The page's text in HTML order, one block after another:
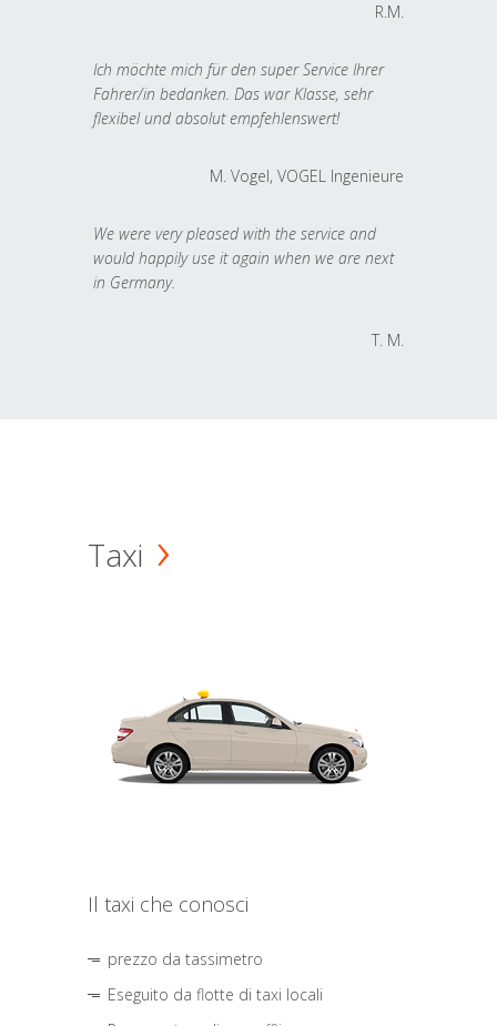
R.M.
Ich möchte mich für den super Service Ihrer
Fahrer/in bedanken. Das war Klasse, sehr
flexibel und absolut empfehlenswert!
M. Vogel, VOGEL Ingenieure
We were very pleased with the service and
would happily use it again when we are next
in Germany.
T. M.
Taxi
Il taxi che conosci
prezzo da tassimetro
Eseguito da flotte di taxi locali